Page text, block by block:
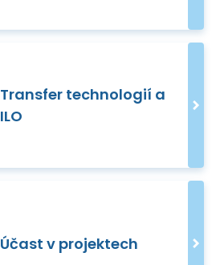
Transfer technologií a
ILO
Účast v projektech